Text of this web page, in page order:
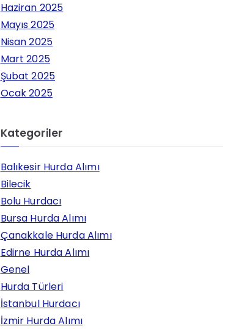
Haziran 2025
Mayıs 2025
Nisan 2025
Mart 2025
Şubat 2025
Ocak 2025
Kategoriler
Balıkesir Hurda Alımı
Bilecik
Bolu Hurdacı
Bursa Hurda Alımı
Çanakkale Hurda Alımı
Edirne Hurda Alımı
Genel
Hurda Türleri
İstanbul Hurdacı
İzmir Hurda Alımı